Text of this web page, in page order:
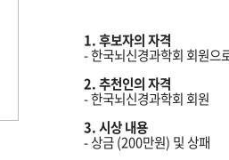
1. 후보자의 자격
- 한국뇌신경과학회 회원으
2. 추천인의 자격
- 한국뇌신경과학회 회원
3. 시상 내용
- 상금 (200만원) 및 상패